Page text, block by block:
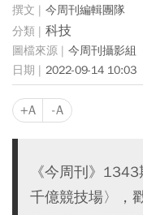
今周刊編輯團隊
科技
今周刊攝影組
2022-09-14 10:03
+A -A
《今周刊》
千億競技場〉，